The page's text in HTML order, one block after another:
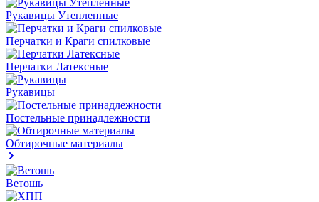
Рукавицы Утепленные
Перчатки и Краги спилковые
Перчатки Латексные
Рукавицы
Постельные принадлежности
Обтирочные материалы
Ветошь